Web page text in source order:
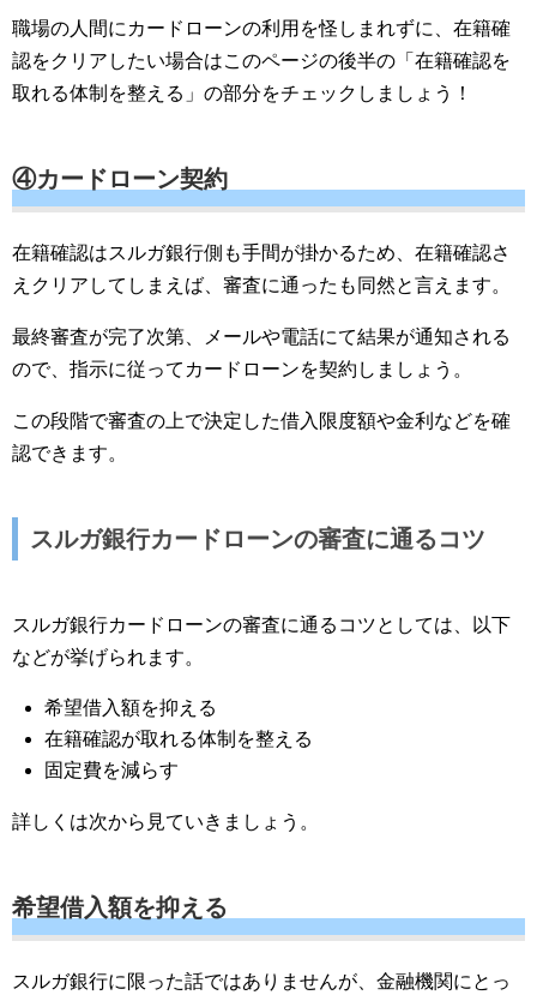
職場の人間にカードローンの利用を怪しまれずに、在籍確
認をクリアしたい場合はこのページの後半の「在籍確認を
取れる体制を整える」の部分をチェックしましょう！
④カードローン契約
在籍確認はスルガ銀行側も手間が掛かるため、在籍確認さ
えクリアしてしまえば、審査に通ったも同然と言えます。
最終審査が完了次第、メールや電話にて結果が通知される
ので、指示に従ってカードローンを契約しましょう。
この段階で審査の上で決定した借入限度額や金利などを確
認できます。
スルガ銀行カードローンの審査に通るコツ
スルガ銀行カードローンの審査に通るコツとしては、以下
などが挙げられます。
希望借入額を抑える
在籍確認が取れる体制を整える
固定費を減らす
詳しくは次から見ていきましょう。
希望借入額を抑える
スルガ銀行に限った話ではありませんが、金融機関にとっ